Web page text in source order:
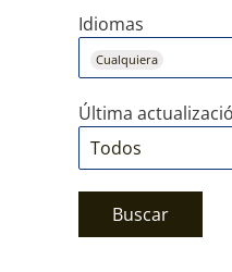
Idiomas
Cualquiera
Última
Buscar